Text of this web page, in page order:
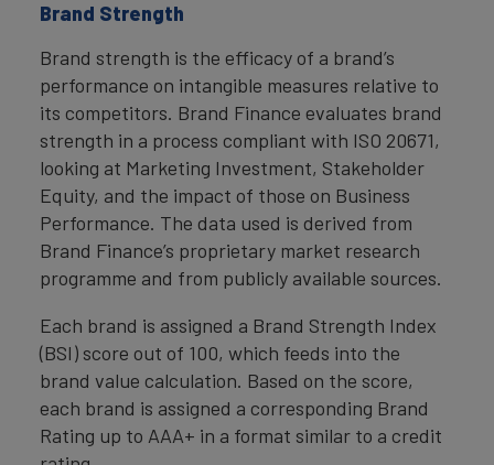
Brand Strength
Brand strength is the efficacy of a brand’s
performance on intangible measures relative to
its competitors. Brand Finance evaluates brand
strength in a process compliant with ISO 20671,
looking at Marketing Investment, Stakeholder
Equity, and the impact of those on Business
Performance. The data used is derived from
Brand Finance’s proprietary market research
programme and from publicly available sources.
Each brand is assigned a Brand Strength Index
(BSI) score out of 100, which feeds into the
brand value calculation. Based on the score,
each brand is assigned a corresponding Brand
Rating up to AAA+ in a format similar to a credit